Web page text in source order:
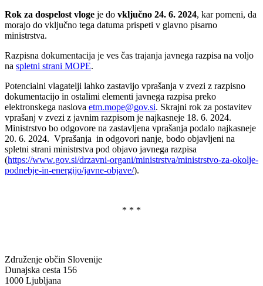
Rok za dospelost vloge je do vključno 24. 6. 2024, kar pomeni, da
morajo do vključno tega datuma prispeti v glavno pisarno
ministrstva.
Razpisna dokumentacija je ves čas trajanja javnega razpisa na voljo
na spletni strani MOPE.
Potencialni vlagatelji lahko zastavijo vprašanja v zvezi z razpisno
dokumentacijo in ostalimi elementi javnega razpisa preko
elektronskega naslova etm.mope@gov.si. Skrajni rok za postavitev
vprašanj v zvezi z javnim razpisom je najkasneje 18. 6. 2024.
Ministrstvo bo odgovore na zastavljena vprašanja podalo najkasneje
20. 6. 2024. Vprašanja in odgovori nanje, bodo objavljeni na
spletni strani ministrstva pod objavo javnega razpisa
(https://www.gov.si/drzavni-organi/ministrstva/ministrstvo-za-okolje-
podnebje-in-energijo/javne-objave/).
* * *
Združenje občin Slovenije
Dunajska cesta 156
1000 Ljubljana